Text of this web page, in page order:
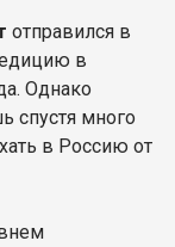
отправился в
в
Однако
спустя много
в Россию от